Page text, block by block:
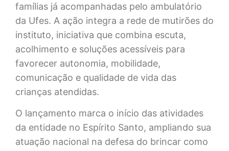
famílias já acompanhadas pelo ambulatório
da Ufes. A ação integra a rede de mutirões do
instituto, iniciativa que combina escuta,
acolhimento e soluções acessíveis para
favorecer autonomia, mobilidade,
comunicação e qualidade de vida das
crianças atendidas.
O lançamento marca o início das atividades
da entidade no Espírito Santo, ampliando sua
atuação nacional na defesa do brincar como